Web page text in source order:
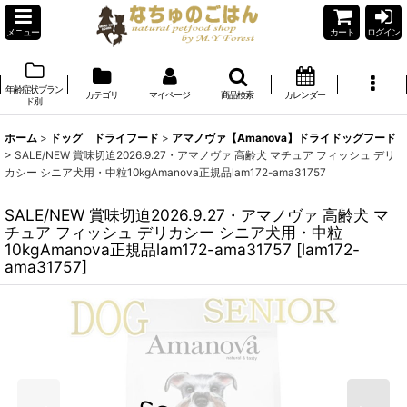
メニュー カート ログイン
年齢症状ブラン
ド別
カテゴリ マイページ 商品検索 カレンダー
ホーム > ドッグ ドライフード > アマノヴァ【Amanova】ドライドッグフード
> SALE/NEW 賞味切迫2026.9.27・アマノヴァ 高齢犬 マチュア フィッシュ デリ
カシー シニア犬用・中粒10kgAmanova正規品lam172-ama31757
SALE/NEW 賞味切迫2026.9.27・アマノヴァ 高齢犬 マ
チュア フィッシュ デリカシー シニア犬用・中粒
10kgAmanova正規品lam172-ama31757 [lam172-
ama31757]